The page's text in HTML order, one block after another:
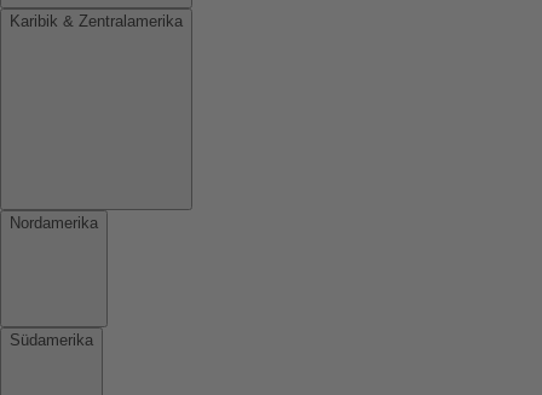
Karibik & Zentralamerika
Nordamerika
Südamerika